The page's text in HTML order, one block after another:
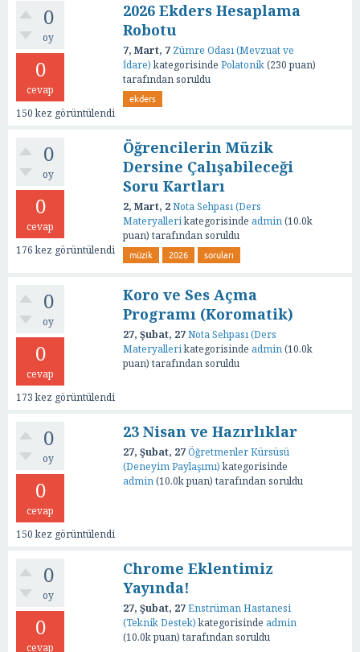
0
oy
0
cevap
150kez görüntülendi
2026 Ekders Hesaplama
Robotu
7, Mart, 7 Zümre Odası (Mevzuat ve
İdare)kategorisinde Polatonik(230puan)
tarafından soruldu
ekders
0
oy
0
cevap
176kez görüntülendi
Öğrencilerin Müzik
Dersine Çalışabileceği
Soru Kartları
2, Mart, 2Nota Sehpası (Ders
Materyallerikategorisinde admin(10.0k
puan) tarafından soruldu
müzik 2026 soruları
0
oy
0
cevap
173kez görüntülendi
Koro ve Ses Açma
Programı (Koromatik)
27, Şubat, 27Nota Sehpası (Ders
Materyallerikategorisinde admin(10.0k
puan) tarafından soruldu
0
oy
0
cevap
150kez görüntülendi
23 Nisan ve Hazırlıklar
27, Şubat, 27Öğretmenler Kürsüsü
(Deneyim Paylaşımı)kategorisinde
admin(10.0kpuan) tarafından soruldu
0
oy
0
cevap
Chrome Eklentimiz
Yayında!
27, Şubat, 27Enstrüman Hastanesi
(Teknik Destek)kategorisinde admin
(10.0kpuan) tarafından soruldu